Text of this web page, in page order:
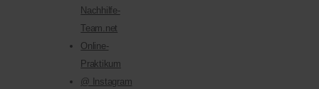
Nachhilfe-
Team.net
Online-
Praktikum
@ Instagram